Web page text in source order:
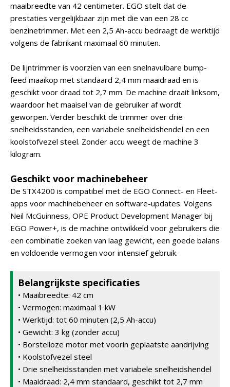
maaibreedte van 42 centimeter. EGO stelt dat de
prestaties vergelijkbaar zijn met die van een 28 cc
benzinetrimmer. Met een 2,5 Ah-accu bedraagt de werktijd
volgens de fabrikant maximaal 60 minuten.
De lijntrimmer is voorzien van een snelnavulbare bump-
feed maaikop met standaard 2,4 mm maaidraad en is
geschikt voor draad tot 2,7 mm. De machine draait linksom,
waardoor het maaisel van de gebruiker af wordt
geworpen. Verder beschikt de trimmer over drie
snelheidsstanden, een variabele snelheidshendel en een
koolstofvezel steel. Zonder accu weegt de machine 3
kilogram.
Geschikt voor machinebeheer
De STX4200 is compatibel met de EGO Connect- en Fleet-
apps voor machinebeheer en software-updates. Volgens
Neil McGuinness, OPE Product Development Manager bij
EGO Power+, is de machine ontwikkeld voor gebruikers die
een combinatie zoeken van laag gewicht, een goede balans
en voldoende vermogen voor intensief gebruik.
Belangrijkste specificaties
• Maaibreedte: 42 cm
• Vermogen: maximaal 1 kW
• Werktijd: tot 60 minuten (2,5 Ah-accu)
• Gewicht: 3 kg (zonder accu)
• Borstelloze motor met voorin geplaatste aandrijving
• Koolstofvezel steel
• Drie snelheidsstanden met variabele snelheidshendel
• Maaidraad: 2,4 mm standaard, geschikt tot 2,7 mm